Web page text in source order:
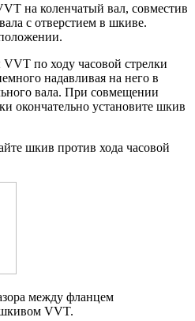
на коленчатый вал, совместив
с отвер­стием в шкиве.
по хо­ду часовой стрелки
надавливая на него в
ва­ла. При совмещении
окончательно устано­вите шкив
шкив против хода часовой
между фланцем
шкивом VVT.